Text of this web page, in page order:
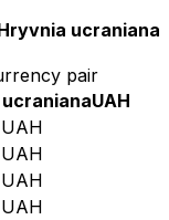
ucraniana
pair
UAH
UAH
UAH
UAH
UAH